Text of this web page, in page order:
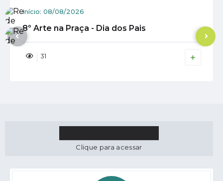
8º Arte na Praça - Dia dos Pais
Início: 08/08/2026
31
Clique para acessar